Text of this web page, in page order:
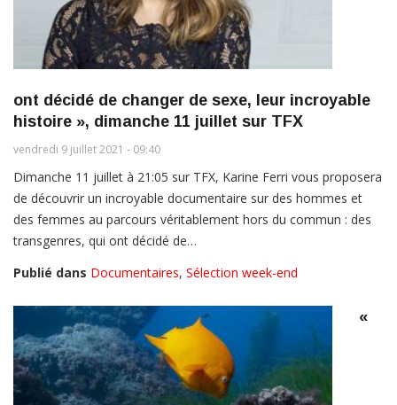
ont décidé de changer de sexe, leur incroyable
histoire », dimanche 11 juillet sur TFX
vendredi 9 juillet 2021 - 09:40
Dimanche 11 juillet à 21:05 sur TFX, Karine Ferri vous proposera
de découvrir un incroyable documentaire sur des hommes et
des femmes au parcours véritablement hors du commun : des
transgenres, qui ont décidé de…
Publié dans Documentaires, Sélection week-end
«